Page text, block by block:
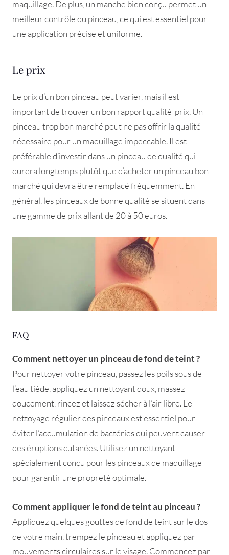
maquillage. De plus, un manche bien conçu permet un
meilleur contrôle du pinceau, ce qui est essentiel pour
une application précise et uniforme.
Le prix
Le prix d’un bon pinceau peut varier, mais il est
important de trouver un bon rapport qualité-prix. Un
pinceau trop bon marché peut ne pas offrir la qualité
nécessaire pour un maquillage impeccable. Il est
préférable d’investir dans un pinceau de qualité qui
durera longtemps plutôt que d’acheter un pinceau bon
marché qui devra être remplacé fréquemment. En
général, les pinceaux de bonne qualité se situent dans
une gamme de prix allant de 20 à 50 euros.
FAQ
Comment nettoyer un pinceau de fond de teint ?
Pour nettoyer votre pinceau, passez les poils sous de
l’eau tiède, appliquez un nettoyant doux, massez
doucement, rincez et laissez sécher à l’air libre. Le
nettoyage régulier des pinceaux est essentiel pour
éviter l’accumulation de bactéries qui peuvent causer
des éruptions cutanées. Utilisez un nettoyant
spécialement conçu pour les pinceaux de maquillage
pour garantir une propreté optimale.
Comment appliquer le fond de teint au pinceau ?
Appliquez quelques gouttes de fond de teint sur le dos
de votre main, trempez le pinceau et appliquez par
mouvements circulaires sur le visage. Commencez par